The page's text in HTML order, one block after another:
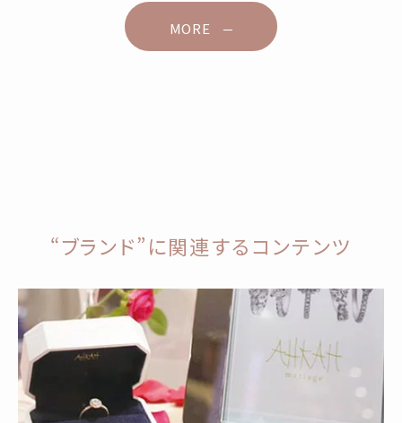
MORE
“ブランド”に関連するコンテンツ